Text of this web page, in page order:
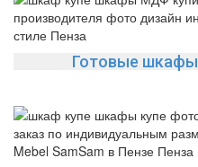
Готовые шкафы